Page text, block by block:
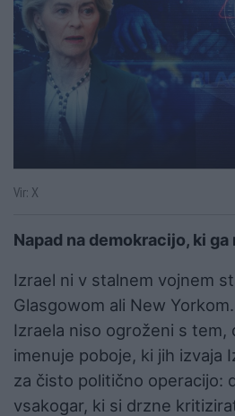
Vir: X
Napad na demokracijo, ki
Izrael ni v stalnem vojnem
Glasgowom ali New
Izraela niso ogroženi s tem,
imenuje poboje, ki jih izvaja
za čisto politično operacijo:
vsakogar, ki si drzne